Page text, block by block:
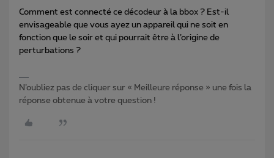
Comment est connecté ce décodeur à la bbox ? Est-il
envisageable que vous ayez un appareil qui ne soit en
fonction que le soir et qui pourrait être à l’origine de
perturbations ?
N’oubliez pas de cliquer sur « Meilleure réponse » une fois la
réponse obtenue à votre question !